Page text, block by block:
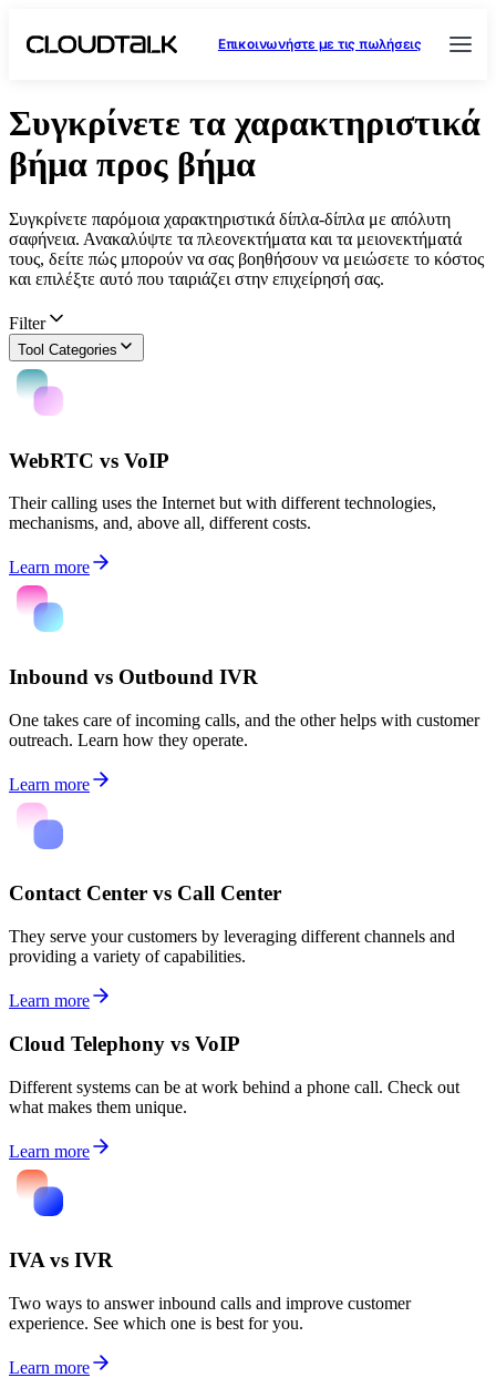
Επικοινωνήστε με τις πωλήσεις
Συγκρίνετε τα χαρακτηριστικά
βήμα προς βήμα
Συγκρίνετε παρόμοια χαρακτηριστικά δίπλα-δίπλα με απόλυτη
σαφήνεια. Ανακαλύψτε τα πλεονεκτήματα και τα μειονεκτήματά
τους, δείτε πώς μπορούν να σας βοηθήσουν να μειώσετε το κόστος
και επιλέξτε αυτό που ταιριάζει στην επιχείρησή σας.
Filter
Tool Categories
WebRTC vs VoIP
Their calling uses the Internet but with different technologies,
mechanisms, and, above all, different costs.
Learn more
Inbound vs Outbound IVR
One takes care of incoming calls, and the other helps with customer
outreach. Learn how they operate.
Learn more
Contact Center vs Call Center
They serve your customers by leveraging different channels and
providing a variety of capabilities.
Learn more
Cloud Telephony vs VoIP
Different systems can be at work behind a phone call. Check out
what makes them unique.
Learn more
IVA vs IVR
Two ways to answer inbound calls and improve customer
experience. See which one is best for you.
Learn more